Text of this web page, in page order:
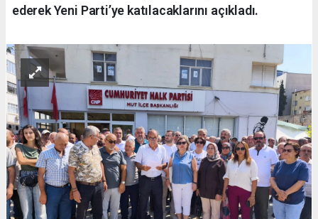
ederek Yeni Parti’ye katılacaklarını açıkladı.